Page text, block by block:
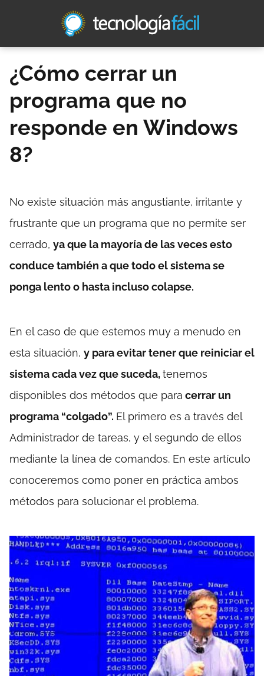
¿Cómo cerrar un
programa que no
responde en Windows
8?
No existe situación más angustiante, irritante y
frustrante que un programa que no permite ser
cerrado, ya que la mayoría de las veces esto
conduce también a que todo el sistema se
ponga lento o hasta incluso colapse.
En el caso de que estemos muy a menudo en
esta situación, y para evitar tener que reiniciar el
sistema cada vez que suceda,tenemos
disponibles dos métodos que para cerrar un
programa “colgado”. El primero es a través del
Administrador de tareas, y el segundo de ellos
mediante la línea de comandos. En este artículo
conoceremos como poner en práctica ambos
métodos para solucionar el problema.